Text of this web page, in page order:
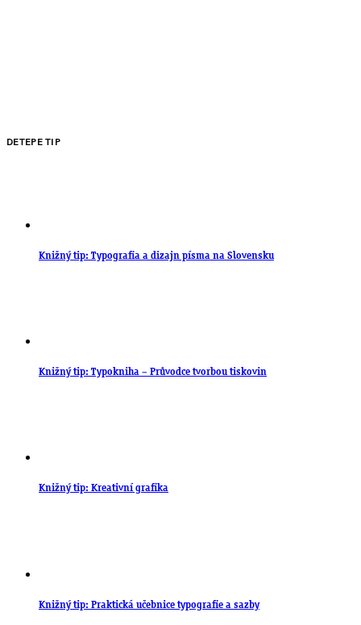
DETEPE TIP
Knižný tip: Typografia a dizajn písma na Slovensku
Knižný tip: Typokniha – Průvodce tvorbou tiskovin
Knižný tip: Kreativní grafika
Knižný tip: Praktická učebnice typografie a sazby